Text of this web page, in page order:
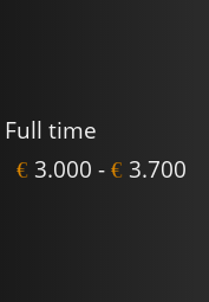
Full time
€ 3.000 - € 3.700